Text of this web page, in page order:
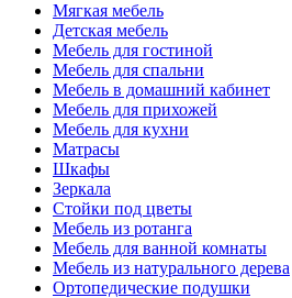
Мягкая мебель
Детская мебель
Мебель для гостиной
Мебель для спальни
Мебель в домашний кабинет
Мебель для прихожей
Мебель для кухни
Матрасы
Шкафы
Зеркала
Стойки под цветы
Мебель из ротанга
Мебель для ванной комнаты
Мебель из натурального дерева
Ортопедические подушки